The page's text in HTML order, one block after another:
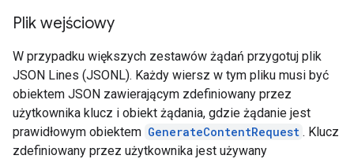
Plik wejściowy
W przypadku większych zestawów żądań przygotuj plik
JSON Lines (JSONL). Każdy wiersz w tym pliku musi być
obiektem JSON zawierającym zdefiniowany przez
użytkownika klucz i obiekt żądania, gdzie żądanie jest
prawidłowym obiektem GenerateContentRequest . Klucz
zdefiniowany przez użytkownika jest używany